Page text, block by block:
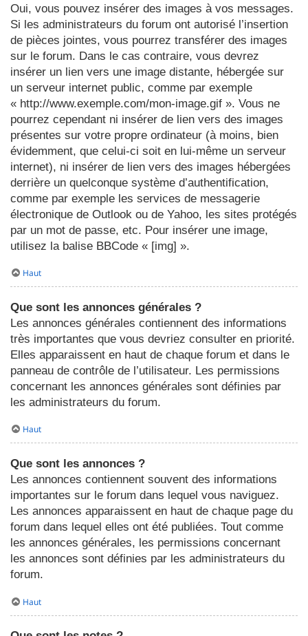
Oui, vous pouvez insérer des images à vos messages.
Si les administrateurs du forum ont autorisé l’insertion
de pièces jointes, vous pourrez transférer des images
sur le forum. Dans le cas contraire, vous devrez
insérer un lien vers une image distante, hébergée sur
un serveur internet public, comme par exemple
« http://www.exemple.com/mon-image.gif ». Vous ne
pourrez cependant ni insérer de lien vers des images
présentes sur votre propre ordinateur (à moins, bien
évidemment, que celui-ci soit en lui-même un serveur
internet), ni insérer de lien vers des images hébergées
derrière un quelconque système d’authentification,
comme par exemple les services de messagerie
électronique de Outlook ou de Yahoo, les sites protégés
par un mot de passe, etc. Pour insérer une image,
utilisez la balise BBCode « [img] ».
Haut
Que sont les annonces générales ?
Les annonces générales contiennent des informations
très importantes que vous devriez consulter en priorité.
Elles apparaissent en haut de chaque forum et dans le
panneau de contrôle de l’utilisateur. Les permissions
concernant les annonces générales sont définies par
les administrateurs du forum.
Haut
Que sont les annonces ?
Les annonces contiennent souvent des informations
importantes sur le forum dans lequel vous naviguez.
Les annonces apparaissent en haut de chaque page du
forum dans lequel elles ont été publiées. Tout comme
les annonces générales, les permissions concernant
les annonces sont définies par les administrateurs du
forum.
Haut